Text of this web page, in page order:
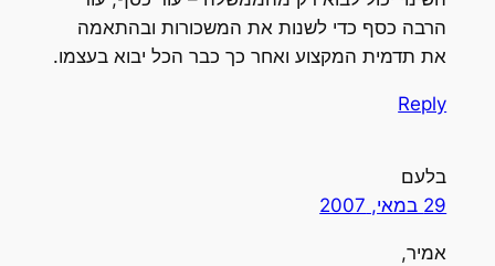
הרבה כסף כדי לשנות את המשכורות ובהתאמה
את תדמית המקצוע ואחר כך כבר הכל יבוא בעצמו.
Reply
בלעם
29 במאי, 2007
אמיר,